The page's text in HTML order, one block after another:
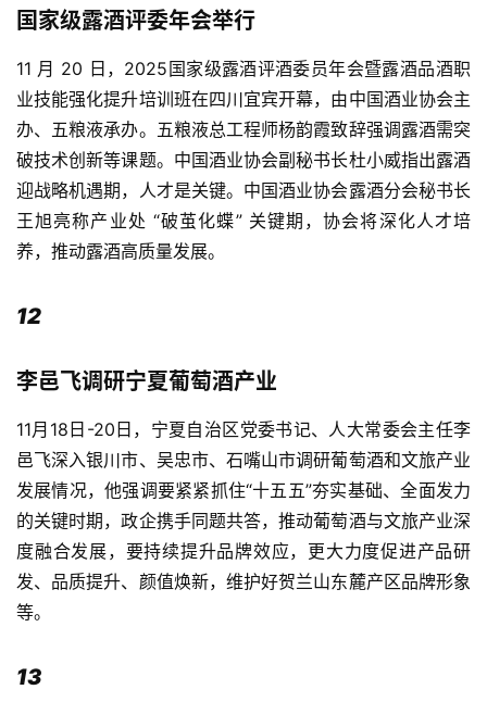
国家级露酒评委年会举行
11 月 20 日，2025国家级露酒评酒委员年会暨露酒品酒职
业技能强化提升培训班在四川宜宾开幕，由中国酒业协会主
办、五粮液承办。五粮液总工程师杨韵霞致辞强调露酒需突
破技术创新等课题。中国酒业协会副秘书长杜小威指出露酒
迎战略机遇期，人才是关键。中国酒业协会露酒分会秘书长
王旭亮称产业处 “破茧化蝶” 关键期，协会将深化人才培
养，推动露酒高质量发展。
12
李邑飞调研宁夏葡萄酒产业
11月18日-20日，宁夏自治区党委书记、人大常委会主任李
邑飞深入银川市、吴忠市、石嘴山市调研葡萄酒和文旅产业
发展情况，他强调要紧紧抓住“十五五”夯实基础、全面发力
的关键时期，政企携手同题共答，推动葡萄酒与文旅产业深
度融合发展，要持续提升品牌效应，更大力度促进产品研
发、品质提升、颜值焕新，维护好贺兰山东麓产区品牌形象
等。
13